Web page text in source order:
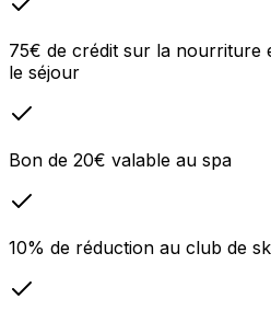
75€ de crédit sur la nourriture
le séjour
Bon de 20€ valable au spa
10% de réduction au club de